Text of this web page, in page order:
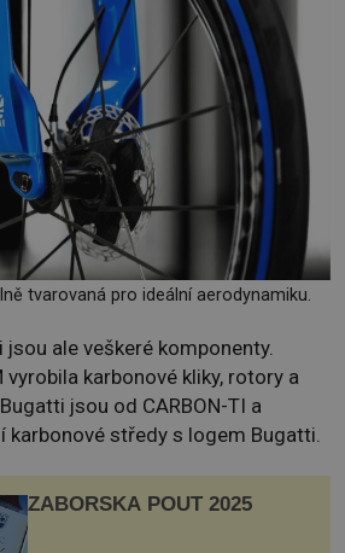
tvarovaná pro ideální aerodynamiku.
jsou ale veškeré komponenty.
karbonové kliky, rotory a
jsou od CARBON-TI a
karbonové středy s logem Bugatti.
ZÁBOŘSKÁ POUŤ 2025